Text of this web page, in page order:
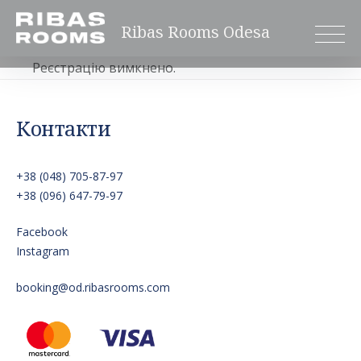
Skip
Ribas Rooms Odesa
Реєстрацію вимкнено.
Контакти
+38 (048) 705-87-97
+38 (096) 647-79-97
Facebook
Instagram
booking@od.ribasrooms.com